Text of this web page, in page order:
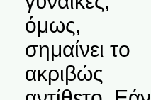
όμως,
σημαίνει το
ακριβώς